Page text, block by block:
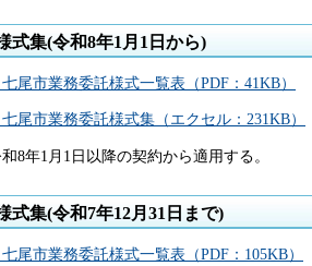
式集(令和8年1月1日から)
七尾市業務委託様式一覧表（PDF：41KB）
七尾市業務委託様式集（エクセル：231KB）
8年1月1日以降の契約から適用する。
式集(令和7年12月31日まで)
七尾市業務委託様式一覧表（PDF：105KB）